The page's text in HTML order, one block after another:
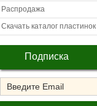
Распродажа
Скачать каталог пластинок
Подписка